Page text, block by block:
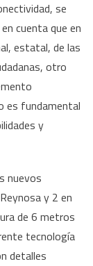
se
cuenta que en
estatal, de las
otro
es fundamental
y
nuevos
y 2 en
de 6 metros
tecnología
detalles